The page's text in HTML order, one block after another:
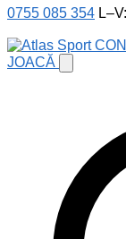
0755 085 354
JOACĂ